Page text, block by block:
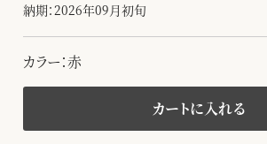
納期：2026年09月初旬
カラー：赤
カートに入れる